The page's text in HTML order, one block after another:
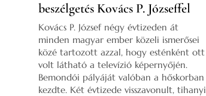
beszélgetés Kovács P. Józseffel
Kovács P. József négy évtizeden át
minden magyar ember közeli ismerősei
közé tartozott azzal, hogy esténként ott
volt látható a televízió képernyőjén.
Bemondói pályáját valóban a hőskorban
kezdte. Két évtizede visszavonult, tihanyi